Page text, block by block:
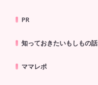
PR
知っておきたいもしもの話
ママレポ